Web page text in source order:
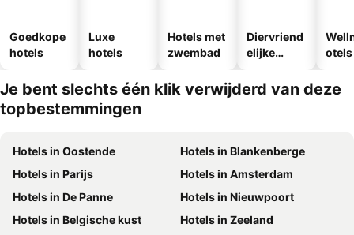
Goedkope
hotels
Luxe
hotels
Hotels met
zwembad
Diervriend
elijke
otels
Je bent slechts één klik verwijderd van deze
topbestemmingen
Hotels in Oostende
Hotels in Blankenberge
Hotels in Parijs
Hotels in Amsterdam
Hotels in De Panne
Hotels in Nieuwpoort
Hotels in Belgische kust
Hotels in Zeeland